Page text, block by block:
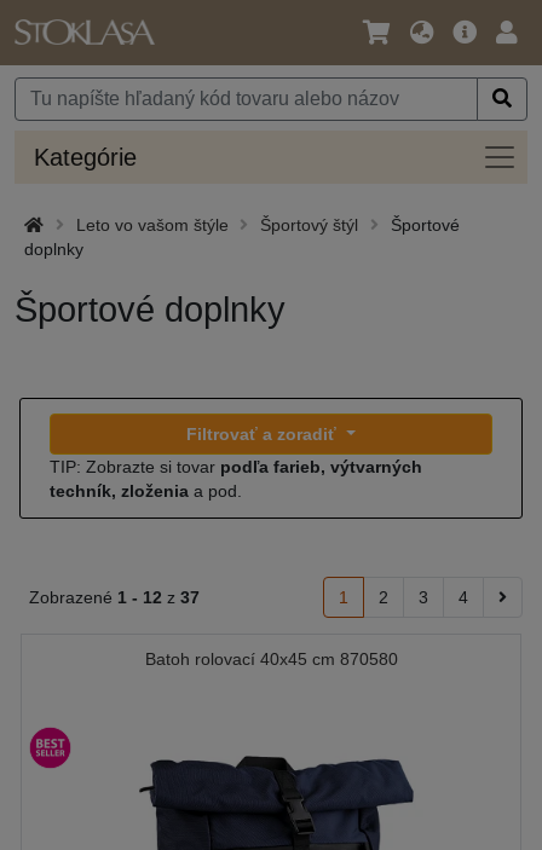
Jazyk
Mena
Hlavná
Kategórie
Leto vo vašom štýle Športový štýl
Športové
doplnky
Športové doplnky
Filtrovať a zoradiť
TIP: Zobrazte si tovar podľa farieb, výtvarných
techník, zloženia a pod.
Zobrazené 1 - 12 z 37 1 2 3 4
Batoh rolovací 40x45 cm 870580